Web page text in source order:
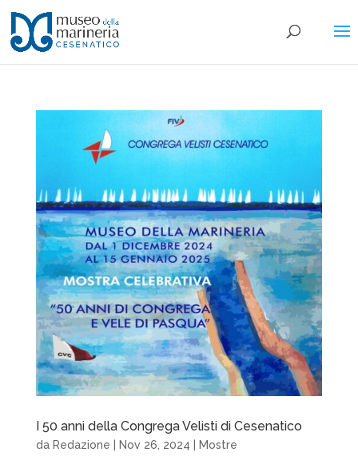
I 50 anni della Congrega Velisti di Cesenatico
da Redazione Nov 26, 2024 Mostre